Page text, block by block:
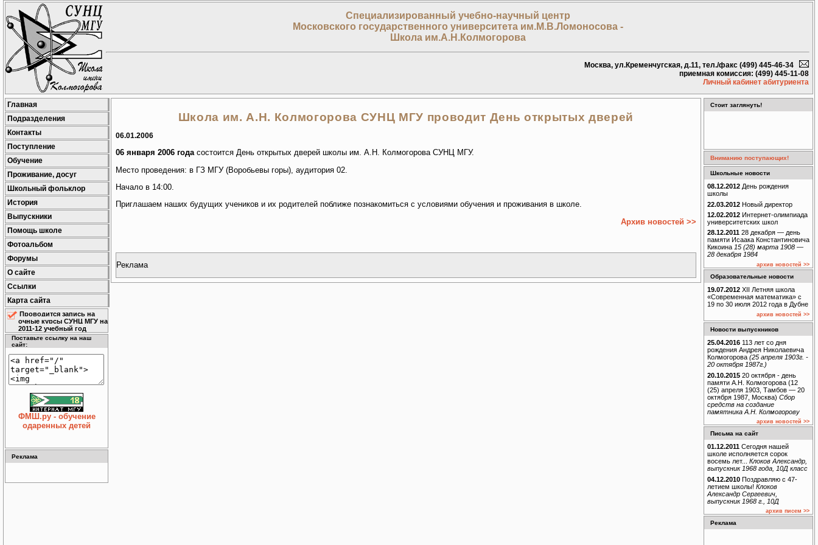
Специализированный учебно-научный центр
Московского государственного университета им.М.В.Ломоносова -
Школа им.А.Н.Колмогорова
Москва, ул.Кременчугская, д.11, тел./факс (499) 445-46-34
приемная комиссия: (499) 445-11-08
Личный кабинет абитуриента
Главная
Подразделения
Контакты
Поступление
Обучение
Проживание, досуг
Школьный фольклор
История
Выпускники
Помощь школе
Фотоальбом
Форумы
О сайте
Ссылки
Карта сайта
Проводится запись на
очные курсы СУНЦ МГУ на
2011-12 учебный год
Поставьте ссылку на наш
сайт:
ФМШ.ру - обучение
одаренных детей
Реклама
Школа им. А.Н. Колмогорова СУНЦ МГУ проводит День открытых дверей
06.01.2006
06 января 2006 годасостоится День открытых дверей школы им. А.Н. Колмогорова СУНЦ МГУ.
Место проведения: в ГЗ МГУ (Воробьевы горы), аудитория 02.
Начало в 14:00.
Приглашаем наших будущих учеников и их родителей поближе познакомиться с условиями обучения и проживания в школе.
Архив новостей >>
Реклама
Стоит заглянуть!
Вниманию поступающих!
Школьные новости
08.12.2012 День рождения
школы
22.03.2012 Новый директор
12.02.2012 Интернет-олимпиада
университетских школ
28.12.2011 28 декабря — день
памяти Исаака Константиновича
Кикоина 15 (28) марта 1908 —
28 декабря 1984
архив новостей >>
Образовательные новости
19.07.2012 XII Летняя школа
«Современная математика» с
19 по 30 июля 2012 года в Дубне
архив новостей >>
Новости выпускников
25.04.2016 113 лет со дня
рождения Андрея Николаевича
Колмогорова (25 апреля 1903г. -
20 октября 1987г.)
20.10.2015 20 октября - день
памяти А.Н. Колмогорова (12
(25) апреля 1903, Тамбов — 20
октября 1987, Москва) Сбор
средств на создание
памятника А.Н. Колмогорову
архив новостей >>
Письма на сайт
01.12.2011 Сегодня нашей
школе исполняется сорок
восемь лет... Клоков Александр,
выпускник 1968 года, 10Д класс
04.12.2010 Поздравляю с 47-
летием школы! Клоков
Александр Сергеевич,
выпускник 1968 г., 10Д
архив писем >>
Реклама